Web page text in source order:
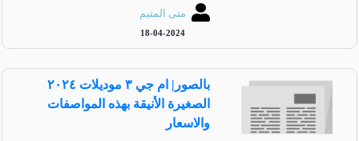
منى المتيم
18-04-2024
بالصور| ام جي ٣ موديلات ٢٠٢٤
الصغيرة الأنيقة بهذه المواصفات
والاسعار